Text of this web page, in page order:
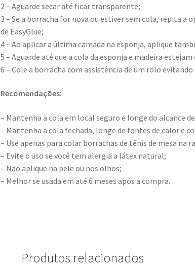
2 – Aguarde secar até ficar transparente;
3 – Se a borracha for nova ou estiver sem cola, repita a
de EasyGlue;
4 – Ao aplicar a última camada na esponja, aplique
5 – Aguarde até que a cola da esponja e madeira
6 – Cole a borracha com assistência de um rolo evitando
Recomendações:
– Mantenha a cola em local seguro e longe do alcance
– Mantenha a cola fechada, longe de fontes de calor e
– Use apenas para colar borrachas de tênis de mesa na
– Evite o uso se você tem alergia a látex natural;
– Não aplique na pele ou nos olhos;
– Melhor se usada em até 6 meses após a compra.
Produtos relacionados